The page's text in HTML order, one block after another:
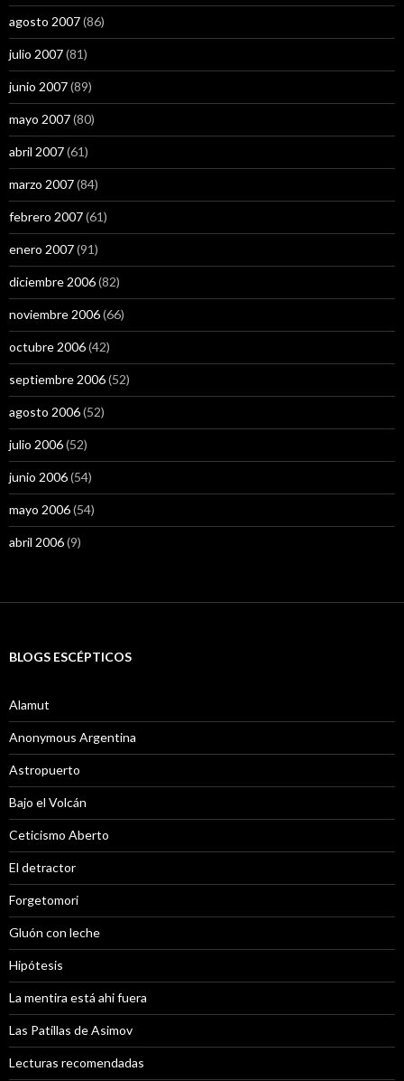
agosto 2007(86)
julio 2007(81)
junio 2007(89)
mayo 2007(80)
abril 2007(61)
marzo 2007(84)
febrero 2007(61)
enero 2007(91)
diciembre 2006(82)
noviembre 2006(66)
octubre 2006(42)
septiembre 2006(52)
agosto 2006(52)
julio 2006(52)
junio 2006(54)
mayo 2006(54)
abril 2006(9)
BLOGS ESCÉPTICOS
Alamut
Anonymous Argentina
Astropuerto
Bajo el Volcán
Ceticismo Aberto
El detractor
Forgetomori
Gluón con leche
Hipótesis
La mentira está ahi fuera
Las Patillas de Asimov
Lecturas recomendadas